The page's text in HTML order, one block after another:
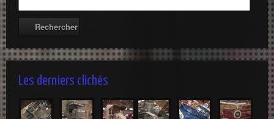
Les derniers clichés